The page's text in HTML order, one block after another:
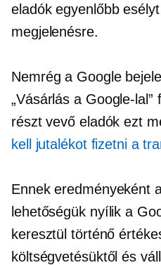
eladók egyenlőbb
megjelenésre.
Nemrég a Google
„Vásárlás a Google-lal”
részt vevő eladók ezt
kell jutalékot fizetni a
Ennek eredményeként
lehetőségük nyílik a
keresztül történő
költségvetésüktől és